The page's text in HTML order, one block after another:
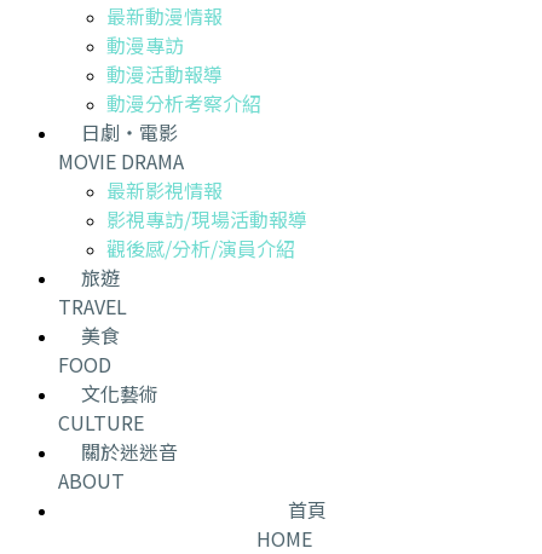
最新動漫情報
動漫專訪
動漫活動報導
動漫分析考察介紹
日劇・電影
MOVIE DRAMA
最新影視情報
影視專訪/現場活動報導
觀後感/分析/演員介紹
旅遊
TRAVEL
美食
FOOD
文化藝術
CULTURE
關於迷迷音
ABOUT
首頁
HOME